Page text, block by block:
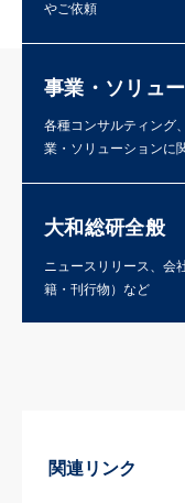
やご依頼
事業・ソリュ
各種コンサルティング
業・ソリューションに
大和総研全般
ニュースリリース、会
籍・刊行物）など
関連リンク